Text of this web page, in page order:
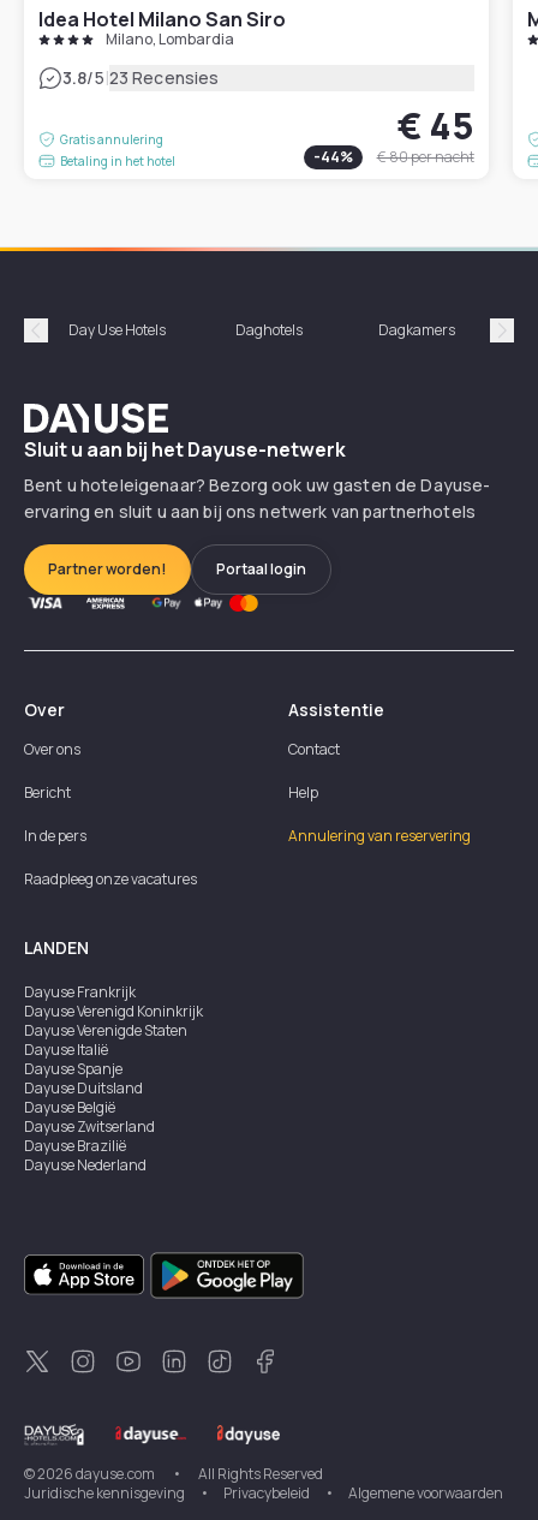
Idea Hotel Milano San Siro
Milano, Lombardia
3.8/5|23 Recensies
Gratis annulering
Betaling in het hotel
€ 45
-44% € 80per nacht
Précédent
Day Use Hotels Daghotels Dagkamers
Dayuse
Sluit u aan bij het Dayuse-netwerk
Bent u hoteleigenaar? Bezorg ook uw gasten de Dayuse-
ervaring en sluit u aan bij ons netwerk van partnerhotels
Partner worden! Portaal login
Over
Over ons
Bericht
In de pers
Raadpleeg onze vacatures
Assistentie
Contact
Help
Annulering van reservering
LANDEN
DayuseFrankrijk
DayuseVerenigd Koninkrijk
DayuseVerenigde Staten
DayuseItalië
DayuseSpanje
DayuseDuitsland
DayuseBelgië
DayuseZwitserland
DayuseBrazilië
DayuseNederland
DayuseCanada
DayuseSingapore
DayuseZweden
DayuseKorea
DayuseNieuw-Zeeland
©2026dayuse.com •
All Rights Reserved
Juridische kennisgeving
• Privacybeleid • Algemene voorwaarden